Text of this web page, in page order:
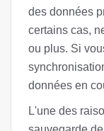
des données
certains cas,
ou plus. Si
données en
L'une des